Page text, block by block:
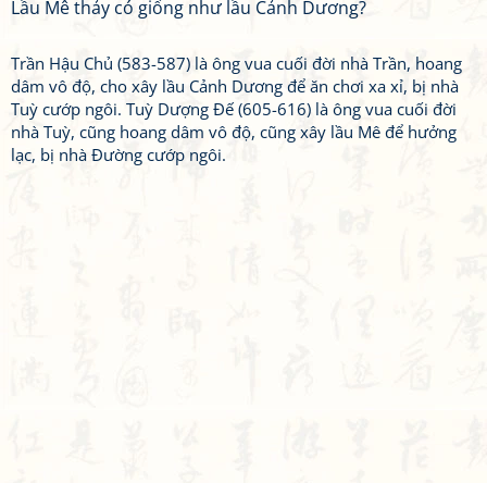
Lầu Mê thảy có giống như lầu Cảnh Dương?
Trần Hậu Chủ (583-587) là ông vua cuối đời nhà Trần, hoang
dâm vô độ, cho xây lầu Cảnh Dương để ăn chơi xa xỉ, bị nhà
Tuỳ cướp ngôi. Tuỳ Dượng Đế (605-616) là ông vua cuối đời
nhà Tuỳ, cũng hoang dâm vô độ, cũng xây lầu Mê để hưởng
lạc, bị nhà Đường cướp ngôi.